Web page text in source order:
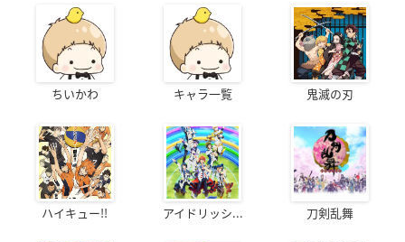
ちいかわ キャラ一覧 鬼滅の刃
ハイキュー!! アイドリッシ... 刀剣乱舞